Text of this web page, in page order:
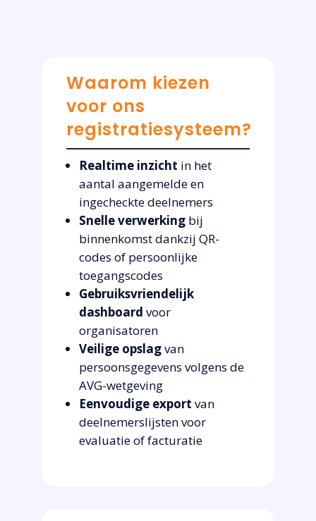
Waarom kiezen
voor ons
registratiesysteem?
Realtime inzicht in het
aantal aangemelde en
ingecheckte deelnemers
Snelle verwerking bij
binnenkomst dankzij QR-
codes of persoonlijke
toegangscodes
Gebruiksvriendelijk
dashboard voor
organisatoren
Veilige opslagvan
persoonsgegevens volgens de
AVG-wetgeving
Eenvoudige export van
deelnemerslijsten voor
evaluatie of facturatie